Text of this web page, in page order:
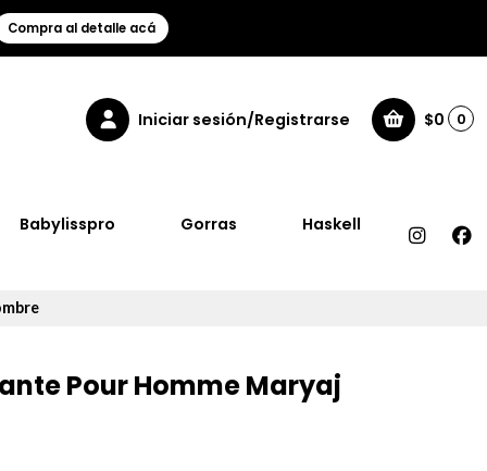
Compra al detalle acá
Iniciar sesión/Registrarse $0 0
Babylisspro Gorras Haskell
Pour Homme Maryaj